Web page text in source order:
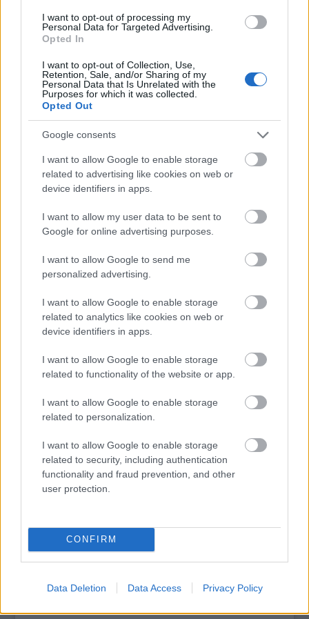
I want to opt-out of processing my
Personal Data for Targeted Advertising.
Opted In
I want to opt-out of Collection, Use,
Retention, Sale, and/or Sharing of my
Personal Data that Is Unrelated with the
Purposes for which it was collected.
Opted Out
Google consents
I want to allow Google to enable storage
related to advertising like cookies on web or
device identifiers in apps.
I want to allow my user data to be sent to
Google for online advertising purposes.
I want to allow Google to send me
personalized advertising.
I want to allow Google to enable storage
related to analytics like cookies on web or
device identifiers in apps.
I want to allow Google to enable storage
related to functionality of the website or app.
I want to allow Google to enable storage
related to personalization.
I want to allow Google to enable storage
related to security, including authentication
functionality and fraud prevention, and other
user protection.
CONFIRM
Data Deletion Data Access Privacy Policy
fogyatékossággal élő és ép fiatalok együtt képződhetnek.
tovább
2020. 02. 23.|Kultúrpart
Olyan kulturális központot álmodtak fiatal építészek
de a Duna is alapvetően meghatározza. A pályázat a
Kultúrpart címet kapta.
tovább
Iskolai erőszak a láthatáron
APitbull Kamilla Gimnáziumcímű előadás alkotói február 26-
án és 27-én a Három Holló Kávéházban mutatják be
középiskolásoknak szóló színházi nevelési produkciójukat.